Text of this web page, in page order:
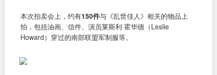
本次拍卖会上，约有150件与《乱世佳人》相关的物品上
拍，包括油画、信件、演员莱斯利·霍华德（Leslie
Howard）穿过的南部联盟军制服等。